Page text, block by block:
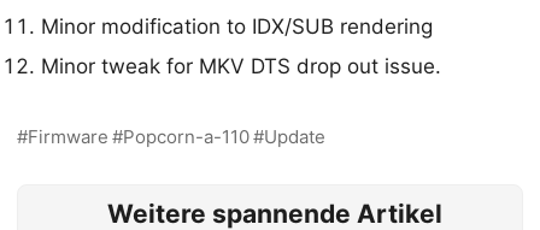
Minor modification to IDX/SUB rendering
Minor tweak for MKV DTS drop out issue.
Firmware Popcorn-a-110 Update
Weitere spannende Artikel